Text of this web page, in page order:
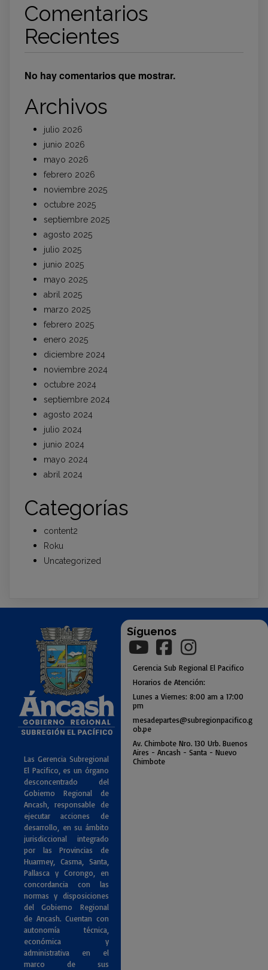
Comentarios
Recientes
No hay comentarios que mostrar.
Archivos
julio 2026
junio 2026
mayo 2026
febrero 2026
noviembre 2025
octubre 2025
septiembre 2025
agosto 2025
julio 2025
junio 2025
mayo 2025
abril 2025
marzo 2025
febrero 2025
enero 2025
diciembre 2024
noviembre 2024
octubre 2024
septiembre 2024
agosto 2024
julio 2024
junio 2024
mayo 2024
abril 2024
Categorías
content2
Roku
Uncategorized
Las Gerencia Subregional
El Pacifico, es un órgano
desconcentrado del
Gobierno Regional de
Ancash, responsable de
ejecutar acciones de
desarrollo, en su ámbito
jurisdiccional integrado
por las Provincias de
Huarmey, Casma, Santa,
Pallasca y Corongo, en
concordancia con las
normas y disposiciones
del Gobierno Regional
de Ancash. Cuentan con
autonomía técnica,
económica y
administrativa en el
marco de sus
Síguenos
Gerencia Sub Regional El Pacifico
Horarios de Atención:
Lunes a Viernes: 8:00 am a 17:00
pm
mesadepartes@subregionpacifico.g
ob.pe
Av. Chimbote Nro. 130 Urb. Buenos
Aires - Ancash - Santa - Nuevo
Chimbote